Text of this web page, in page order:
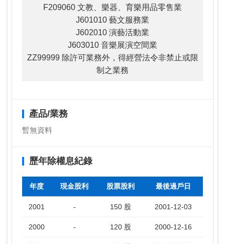
F209060 文教、樂器、育樂用品零售業
J601010 藝文服務業
J602010 演藝活動業
J603010 音樂展演空間業
ZZ99999 除許可業務外，得經營法令非禁止或限
制之業務
產品/業務
暫無資料
歷年除權息紀錄
年度 現金股利 股票股利 最後過戶日
2001 - 150 股 2001-12-03
2000 - 120 股 2000-12-16